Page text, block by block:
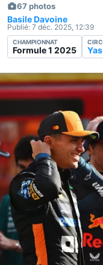
67 photos
Basile Davoine
Publié: 7 déc. 2025, 12:39
CHAMPIONNAT
Formule 1 2025